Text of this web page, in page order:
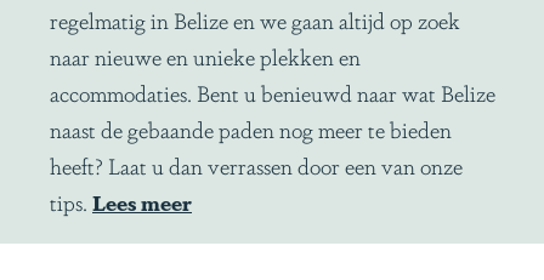
r
u
i
p
s
t
a
a
t
u
v
e
r
regelmatig in Belize en we gaan altijd op zoek
naar nieuwe en unieke plekken en
accommodaties. Bent u benieuwd naar wat Belize
naast de gebaande paden nog meer te bieden
heeft? Laat u dan verrassen door een van onze
tips.Lees meer